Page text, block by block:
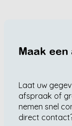
Maak
Laat uw
afspraak of
nemen snel
direct